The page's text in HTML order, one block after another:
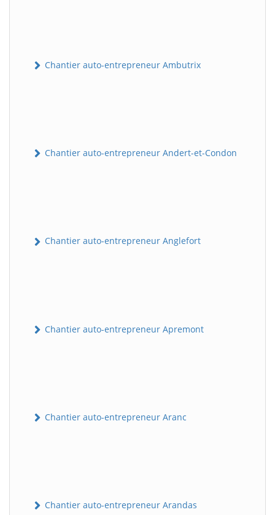
Chantier auto-entrepreneur Ambutrix
Chantier auto-entrepreneur Andert-et-Condon
Chantier auto-entrepreneur Anglefort
Chantier auto-entrepreneur Apremont
Chantier auto-entrepreneur Aranc
Chantier auto-entrepreneur Arandas